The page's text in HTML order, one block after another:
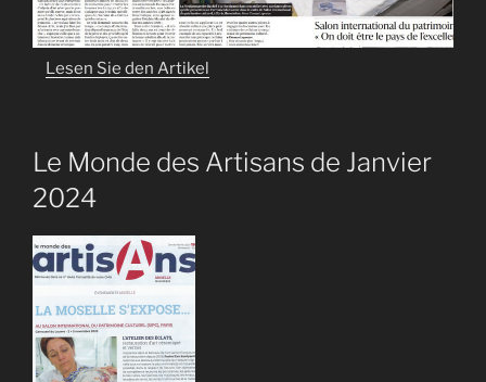
Lesen Sie den Artikel
Le Monde des Artisans de Janvier
2024